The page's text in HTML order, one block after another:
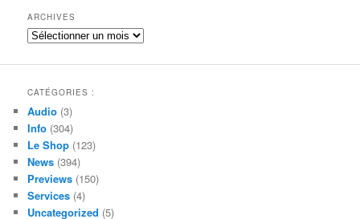
h
e
ARCHIVES
Archives
CATÉGORIES :
Audio (3)
Info (304)
Le Shop (123)
News (394)
Previews (150)
Services (4)
Uncategorized (5)